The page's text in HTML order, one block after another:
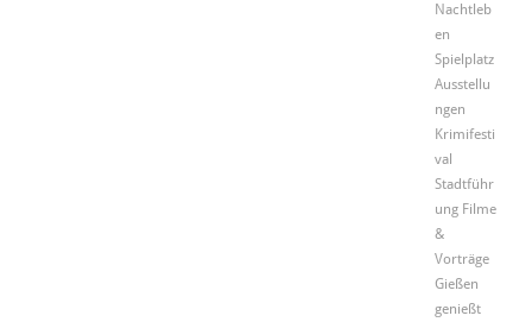
Nachtleb
en
Spielplatz
Ausstellu
ngen
Krimifesti
val
Stadtführ
ung Filme
&
Vorträge
Gießen
genießt